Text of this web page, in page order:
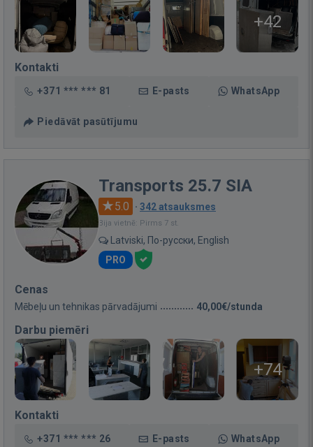
+42
Kontakti
+371 *** *** 81 E-pasts WhatsApp
Piedāvāt pasūtījumu
Transports 25.7 SIA
5.0 · 342 atsauksmes
Bija vietnē: Pirms 7 st.
Latviski, По-русски, English
PRO
Cenas
Mēbeļu un tehnikas pārvadājumi 40,00€/stunda
Darbu piemēri
+74
Kontakti
+371 *** *** 26 E-pasts WhatsApp